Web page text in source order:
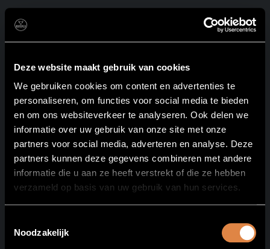
Deze website maakt gebruik van cookies
We gebruiken cookies om content en advertenties te
personaliseren, om functies voor social media te bieden
en om ons websiteverkeer te analyseren. Ook delen we
informatie over uw gebruik van onze site met onze
partners voor social media, adverteren en analyse. Deze
partners kunnen deze gegevens combineren met andere
informatie die u aan ze heeft verstrekt of die ze hebben
verzameld op basis van uw gebruik van hun services.
Noodzakelijk
Amsterdam
Hoofddorp